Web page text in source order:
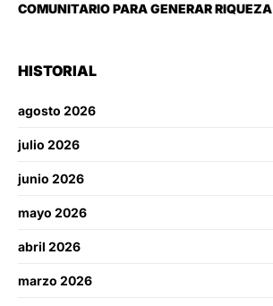
COMUNITARIO PARA GENERAR RIQUEZA
HISTORIAL
agosto 2026
julio 2026
junio 2026
mayo 2026
abril 2026
marzo 2026